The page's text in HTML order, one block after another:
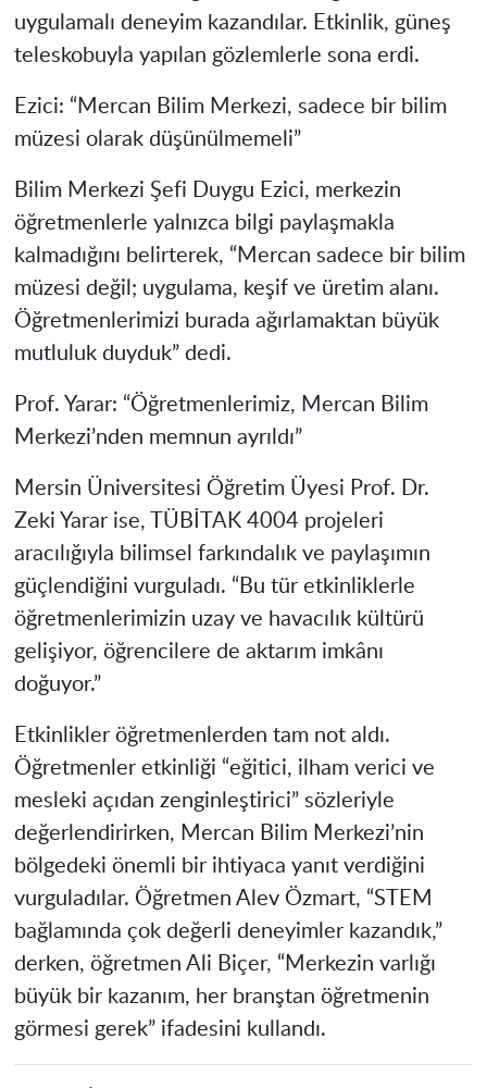
uygulamalı deneyim kazandılar. Etkinlik, güneş
teleskobuyla yapılan gözlemlerle sona erdi.
Ezici: “Mercan Bilim Merkezi, sadece bir bilim
müzesi olarak düşünülmemeli”
Bilim Merkezi Şefi Duygu Ezici, merkezin
öğretmenlerle yalnızca bilgi paylaşmakla
kalmadığını belirterek, “Mercan sadece bir bilim
müzesi değil; uygulama, keşif ve üretim alanı.
Öğretmenlerimizi burada ağırlamaktan büyük
mutluluk duyduk” dedi.
Prof. Yarar: “Öğretmenlerimiz, Mercan Bilim
Merkezi’nden memnun ayrıldı”
Mersin Üniversitesi Öğretim Üyesi Prof. Dr.
Zeki Yarar ise, TÜBİTAK 4004 projeleri
aracılığıyla bilimsel farkındalık ve paylaşımın
güçlendiğini vurguladı. “Bu tür etkinliklerle
öğretmenlerimizin uzay ve havacılık kültürü
gelişiyor, öğrencilere de aktarım imkânı
doğuyor.”
Etkinlikler öğretmenlerden tam not aldı.
Öğretmenler etkinliği “eğitici, ilham verici ve
mesleki açıdan zenginleştirici” sözleriyle
değerlendirirken, Mercan Bilim Merkezi’nin
bölgedeki önemli bir ihtiyaca yanıt verdiğini
vurguladılar. Öğretmen Alev Özmart, “STEM
bağlamında çok değerli deneyimler kazandık,”
derken, öğretmen Ali Biçer, “Merkezin varlığı
büyük bir kazanım, her branştan öğretmenin
görmesi gerek” ifadesini kullandı.